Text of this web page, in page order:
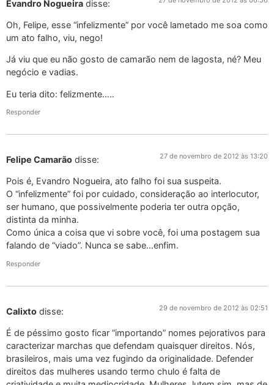
Evandro Nogueira disse:
Oh, Felipe, esse “infelizmente” por você lametado me soa como
um ato falho, viu, nego!
Já viu que eu não gosto de camarão nem de lagosta, né? Meu
negócio e vadias.
Eu teria dito: felizmente…..
Responder
Felipe Camarão disse: 27 de novembro de 2012 às 13:20
Pois é, Evandro Nogueira, ato falho foi sua suspeita.
O “infelizmente” foi por cuidado, consideração ao interlocutor,
ser humano, que possivelmente poderia ter outra opção,
distinta da minha.
Como única a coisa que vi sobre você, foi uma postagem sua
falando de “viado”. Nunca se sabe…enfim.
Responder
Calixto disse: 29 de novembro de 2012 às 02:51
É de péssimo gosto ficar “importando” nomes pejorativos para
caracterizar marchas que defendam quaisquer direitos. Nós,
brasileiros, mais uma vez fugindo da originalidade. Defender
direitos das mulheres usando termo chulo é falta de